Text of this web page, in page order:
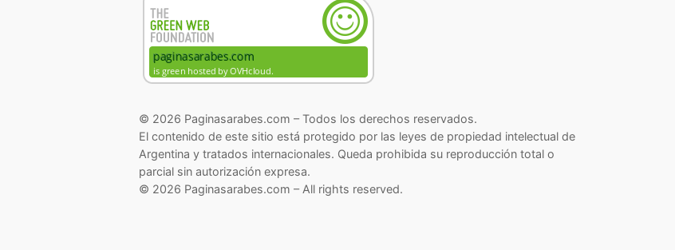
© 2026 Paginasarabes.com – Todos los derechos reservados.
El contenido de este sitio está protegido por las leyes de propiedad intelectual de
Argentina y tratados internacionales. Queda prohibida su reproducción total o
parcial sin autorización expresa.
© 2026 Paginasarabes.com – All rights reserved.